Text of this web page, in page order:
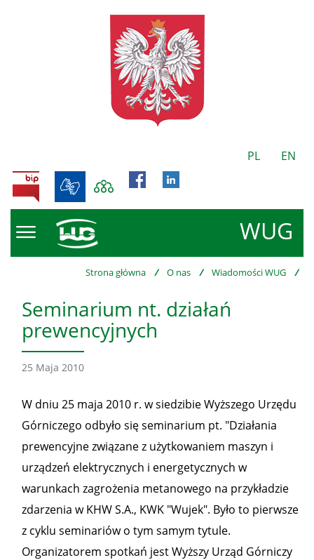
PL EN
WUG
BIP
Strona główna / O nas / Wiadomości WUG /
Seminarium nt. działań
prewencyjnych
25 Maja 2010
W dniu 25 maja 2010 r. w siedzibie Wyższego Urzędu
Górniczego odbyło się seminarium pt. "Działania
prewencyjne związane z użytkowaniem maszyn i
urządzeń elektrycznych i energetycznych w
warunkach zagrożenia metanowego na przykładzie
zdarzenia w KHW S.A., KWK "Wujek". Było to pierwsze
z cyklu seminariów o tym samym tytule.
Organizatorem spotkań jest Wyższy Urząd Górniczy